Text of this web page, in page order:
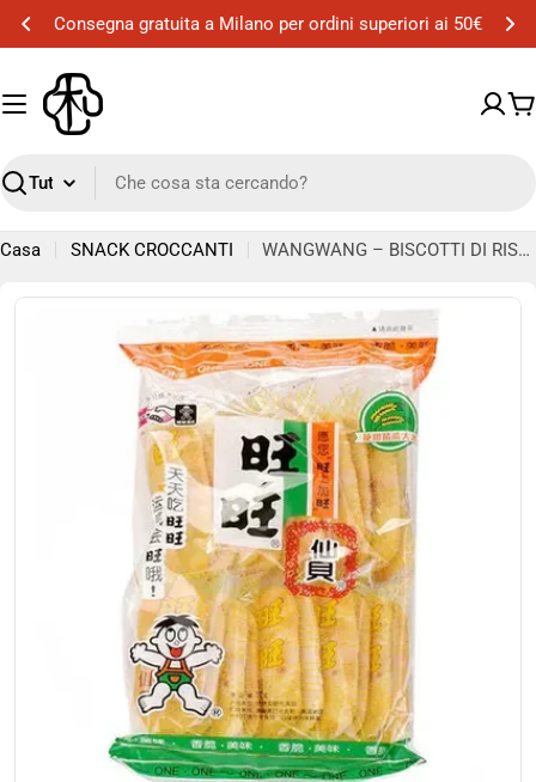
contenuto
Consegna gratuita a Milano per ordini superiori ai 50€
Ricerca
Casa SNACK CROCCANTI WANGWANG – BISCOTTI DI RISO TOSTATI CLASSICI – 52 G
Passa
Apri supporto 0 in modalità modale